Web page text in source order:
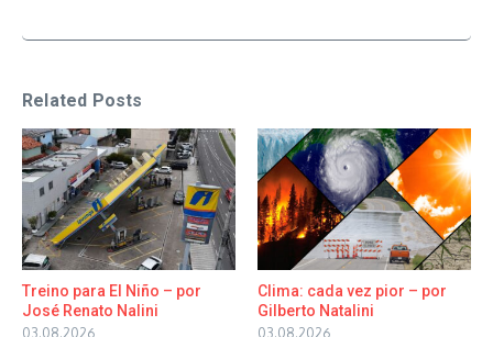
Related Posts
Treino para El Niño – por
José Renato Nalini
03.08.2026
Clima: cada vez pior – por
Gilberto Natalini
03.08.2026